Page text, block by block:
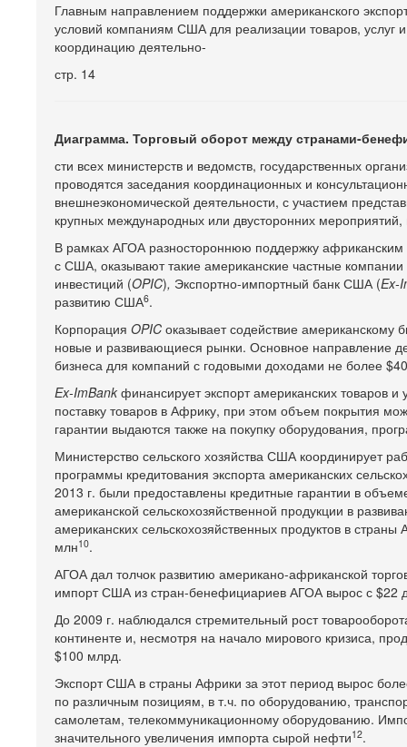
Главным направлением поддержки американского
условий компаниям США для реализации товаров, услуг
координацию деятельно-
стр. 14
Диаграмма. Торговый оборот между странами-
сти всех министерств и ведомств, государственных
проводятся заседания координационных и
внешнеэкономической деятельности, с участием
крупных международных или двусторонних
В рамках АГОА разностороннюю поддержку африканским
с США, оказывают такие американские частные
инвестиций (OPIC), Экспортно-импортный банк США (Ex-
развитию США6.
Корпорация OPIC оказывает содействие американскому
новые и развивающиеся рынки. Основное направление
бизнеса для компаний с годовыми доходами не более
Ex-ImBank финансирует экспорт американских товаров
поставку товаров в Африку, при этом объем покрытия
гарантии выдаются также на покупку оборудования,
Министерство сельского хозяйства США координирует
программы кредитования экспорта американских
2013 г. были предоставлены кредитные гарантии в
американской сельскохозяйственной продукции в
американских сельскохозяйственных продуктов в
млн10.
АГОА дал толчок развитию американо-африканской
импорт США из стран-бенефициариев АГОА вырос с $22
До 2009 г. наблюдался стремительный рост
континенте и, несмотря на начало мирового кризиса,
$100 млрд.
Экспорт США в страны Африки за этот период вырос
по различным позициям, в т.ч. по оборудованию,
самолетам, телекоммуникационному оборудованию.
значительного увеличения импорта сырой нефти12.